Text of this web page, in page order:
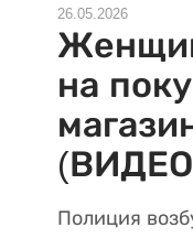
26.05.2026
на
Полиция